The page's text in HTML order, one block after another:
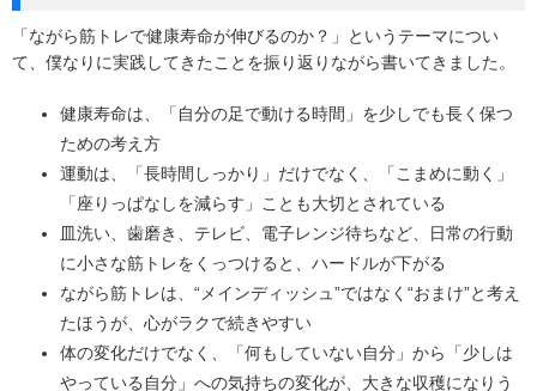
「ながら筋トレで健康寿命が伸びるのか？」というテーマについ
て、僕なりに実践してきたことを振り返りながら書いてきました。
健康寿命は、「自分の足で動ける時間」を少しでも長く保つ
ための考え方
運動は、「長時間しっかり」だけでなく、「こまめに動く」
「座りっぱなしを減らす」ことも大切とされている
皿洗い、歯磨き、テレビ、電子レンジ待ちなど、日常の行動
に小さな筋トレをくっつけると、ハードルが下がる
ながら筋トレは、“メインディッシュ”ではなく“おまけ”と考え
たほうが、心がラクで続きやすい
体の変化だけでなく、「何もしていない自分」から「少しは
やっている自分」への気持ちの変化が、大きな収穫になりう